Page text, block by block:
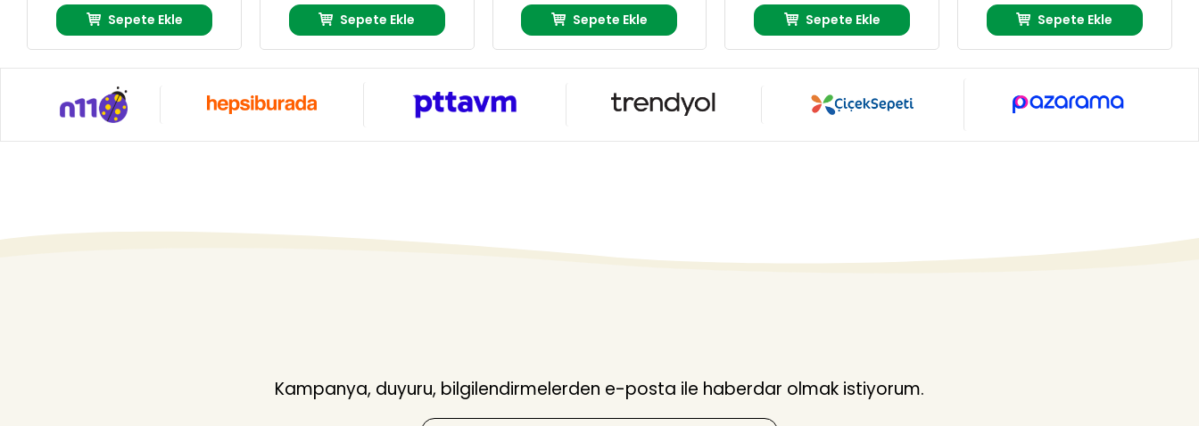
Sepete Ekle Sepete Ekle Sepete Ekle Sepete Ekle Sepete Ekle
Kampanya, duyuru, bilgilendirmelerden e-posta ile haberdar olmak istiyorum.